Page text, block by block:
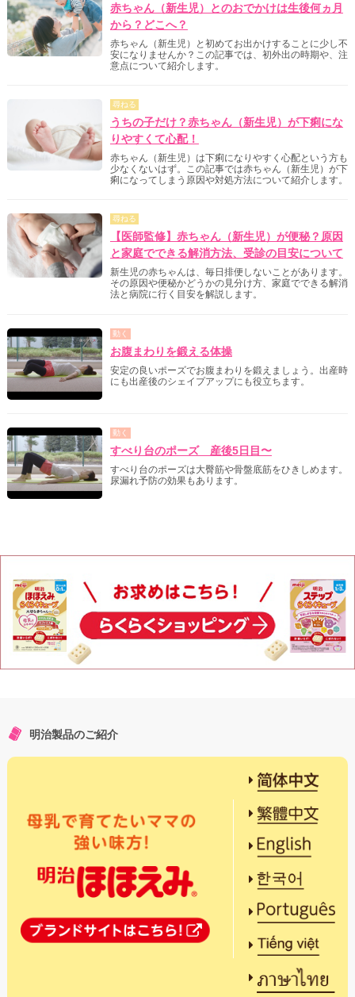
赤ちゃん（新生児）とのおでかけは生後何ヵ月
から？どこへ？
赤ちゃん（新生児）と初めてお出かけすることに少し不
安になりませんか？この記事では、初外出の時期や、注
意点について紹介します。
尋ねる
うちの子だけ？赤ちゃん（新生児）が下痢にな
りやすくて心配！
赤ちゃん（新生児）は下痢になりやすく心配という方も
少なくないはず。この記事では赤ちゃん（新生児）が下
痢になってしまう原因や対処方法について紹介します。
尋ねる
【医師監修】赤ちゃん（新生児）が便秘？原因
と家庭でできる解消方法、受診の目安について
新生児の赤ちゃんは、毎日排便しないことがあります。
その原因や便秘かどうかの見分け方、家庭でできる解消
法と病院に行く目安を解説します。
動く
お腹まわりを鍛える体操
安定の良いポーズでお腹まわりを鍛えましょう。出産時
にも出産後のシェイプアップにも役立ちます。
動く
すべり台のポーズ 産後5日目〜
すべり台のポーズは大臀筋や骨盤底筋をひきしめます。
尿漏れ予防の効果もあります。
明治製品のご紹介